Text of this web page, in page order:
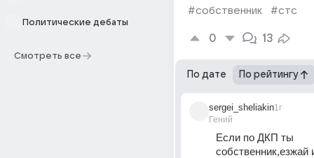
Политические дебаты
Смотреть все
#собственник
#стс
0 13
По дате По рейтингу
sergei_sheliakin
Гений
1г
Если по ДКП ты
собственник,езжай